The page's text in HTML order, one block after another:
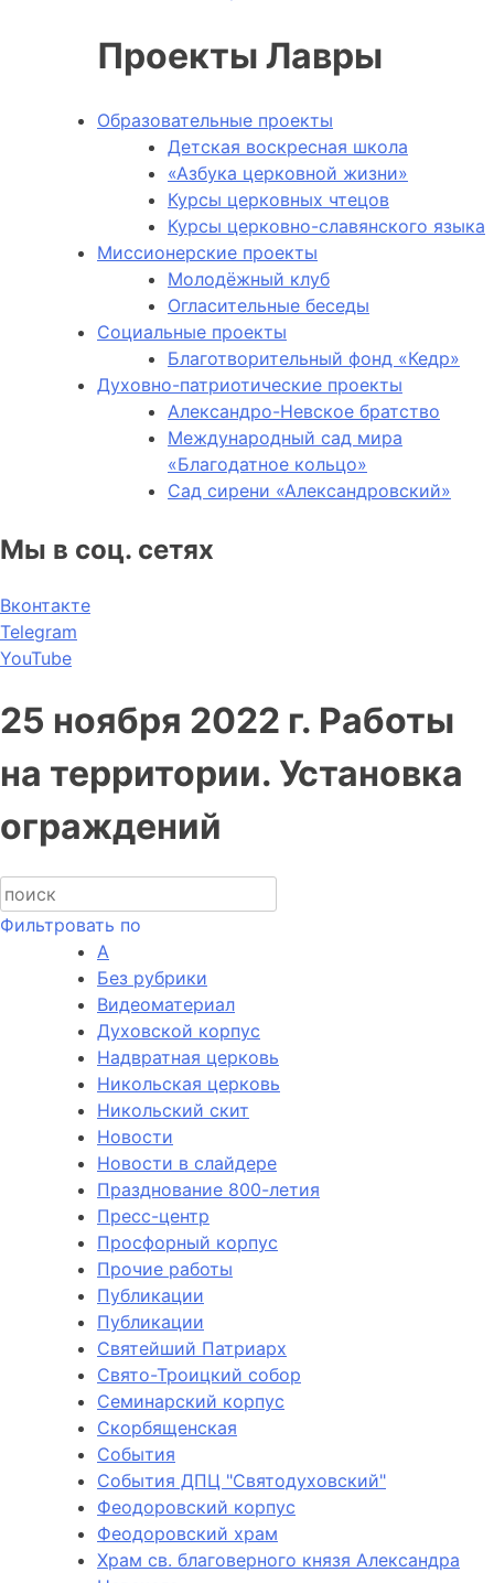
Проекты Лавры
Образовательные проекты
Детская воскресная школа
«Азбука церковной жизни»
Курсы церковных чтецов
Курсы церковно-славянского языка
Миссионерские проекты
Молодёжный клуб
Огласительные беседы
Социальные проекты
Благотворительный фонд «Кедр»
Духовно-патриотические проекты
Александро-Невское братство
Международный сад мира
«Благодатное кольцо»
Сад сирени «Александровский»
Мы в соц. сетях
Вконтакте
Telegram
YouTube
25 ноября 2022 г. Работы
на территории. Установка
ограждений
Фильтровать по
А
Без рубрики
Видеоматериал
Духовской корпус
Надвратная церковь
Никольская церковь
Никольский скит
Новости
Новости в слайдере
Празднование 800-летия
Пресс-центр
Просфорный корпус
Прочие работы
Публикации
Публикации
Святейший Патриарх
Свято-Троицкий собор
Семинарский корпус
Скорбященская
События
События ДПЦ "Святодуховский"
Феодоровский корпус
Феодоровский храм
Храм св. благоверного князя Александра